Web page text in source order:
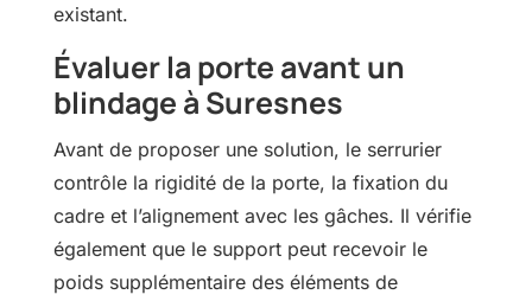
existant.
Évaluer la porte avant un
blindage à Suresnes
Avant de proposer une solution, le serrurier
contrôle la rigidité de la porte, la fixation du
cadre et l’alignement avec les gâches. Il vérifie
également que le support peut recevoir le
poids supplémentaire des éléments de